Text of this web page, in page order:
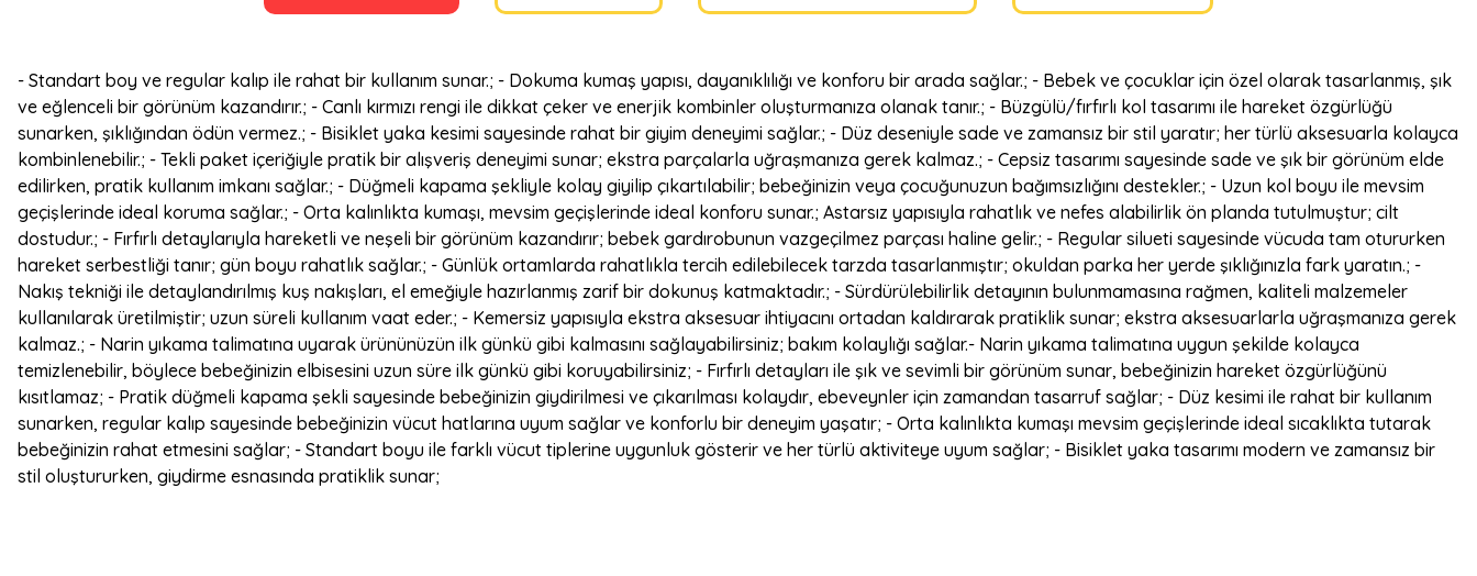
- Standart boy ve regular kalıp ile rahat bir kullanım sunar.; - Dokuma kumaş yapısı, dayanıklılığı ve konforu bir arada sağlar.; - Bebek ve çocuklar için özel olarak tasarlanmış, şık
ve eğlenceli bir görünüm kazandırır.; - Canlı kırmızı rengi ile dikkat çeker ve enerjik kombinler oluşturmanıza olanak tanır.; - Büzgülü/fırfırlı kol tasarımı ile hareket özgürlüğü
sunarken, şıklığından ödün vermez.; - Bisiklet yaka kesimi sayesinde rahat bir giyim deneyimi sağlar.; - Düz deseniyle sade ve zamansız bir stil yaratır; her türlü aksesuarla kolayca
kombinlenebilir.; - Tekli paket içeriğiyle pratik bir alışveriş deneyimi sunar; ekstra parçalarla uğraşmanıza gerek kalmaz.; - Cepsiz tasarımı sayesinde sade ve şık bir görünüm elde
edilirken, pratik kullanım imkanı sağlar.; - Düğmeli kapama şekliyle kolay giyilip çıkartılabilir; bebeğinizin veya çocuğunuzun bağımsızlığını destekler.; - Uzun kol boyu ile mevsim
geçişlerinde ideal koruma sağlar.; - Orta kalınlıkta kumaşı, mevsim geçişlerinde ideal konforu sunar.; Astarsız yapısıyla rahatlık ve nefes alabilirlik ön planda tutulmuştur; cilt
dostudur.; - Fırfırlı detaylarıyla hareketli ve neşeli bir görünüm kazandırır; bebek gardırobunun vazgeçilmez parçası haline gelir.; - Regular silueti sayesinde vücuda tam otururken
hareket serbestliği tanır; gün boyu rahatlık sağlar.; - Günlük ortamlarda rahatlıkla tercih edilebilecek tarzda tasarlanmıştır; okuldan parka her yerde şıklığınızla fark yaratın.; -
Nakış tekniği ile detaylandırılmış kuş nakışları, el emeğiyle hazırlanmış zarif bir dokunuş katmaktadır.; - Sürdürülebilirlik detayının bulunmamasına rağmen, kaliteli malzemeler
kullanılarak üretilmiştir; uzun süreli kullanım vaat eder.; - Kemersiz yapısıyla ekstra aksesuar ihtiyacını ortadan kaldırarak pratiklik sunar; ekstra aksesuarlarla uğraşmanıza gerek
kalmaz.; - Narin yıkama talimatına uyarak ürününüzün ilk günkü gibi kalmasını sağlayabilirsiniz; bakım kolaylığı sağlar.- Narin yıkama talimatına uygun şekilde kolayca
temizlenebilir, böylece bebeğinizin elbisesini uzun süre ilk günkü gibi koruyabilirsiniz; - Fırfırlı detayları ile şık ve sevimli bir görünüm sunar, bebeğinizin hareket özgürlüğünü
kısıtlamaz; - Pratik düğmeli kapama şekli sayesinde bebeğinizin giydirilmesi ve çıkarılması kolaydır, ebeveynler için zamandan tasarruf sağlar; - Düz kesimi ile rahat bir kullanım
sunarken, regular kalıp sayesinde bebeğinizin vücut hatlarına uyum sağlar ve konforlu bir deneyim yaşatır; - Orta kalınlıkta kumaşı mevsim geçişlerinde ideal sıcaklıkta tutarak
bebeğinizin rahat etmesini sağlar; - Standart boyu ile farklı vücut tiplerine uygunluk gösterir ve her türlü aktiviteye uyum sağlar; - Bisiklet yaka tasarımı modern ve zamansız bir
stil oluştururken, giydirme esnasında pratiklik sunar;